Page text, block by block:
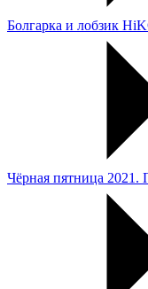
Болгарка и лобзик
Чёрная пятница